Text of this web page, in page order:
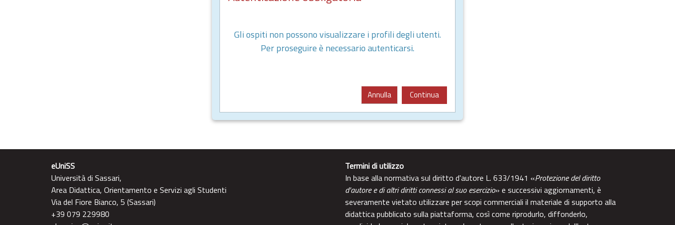
Gli ospiti non possono visualizzare i profili degli utenti.
Per proseguire è necessario autenticarsi.
Annulla Continua
eUniSS
Università di Sassari,
Area Didattica, Orientamento e Servizi agli Studenti
Via del Fiore Bianco, 5 (Sassari)
+39 079 229980
Termini di utilizzo
In base alla normativa sul diritto d'autore L. 633/1941 «Protezione del diritto
d'autore e di altri diritti connessi al suo esercizio» e successivi aggiornamenti, è
severamente vietato utilizzare per scopi commerciali il materiale di supporto alla
didattica pubblicato sulla piattaforma, così come riprodurlo, diffonderlo,